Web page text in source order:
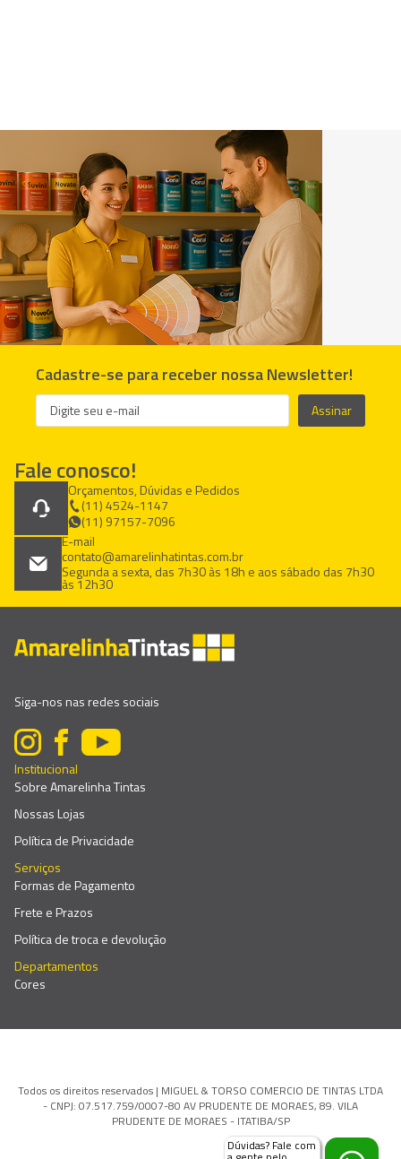
Cadastre-se para receber nossa Newsletter!
Assinar
Fale conosco!
Orçamentos, Dúvidas e Pedidos
(11) 4524-1147
(11) 97157-7096
E-mail
contato@amarelinhatintas.com.br
Segunda a sexta, das 7h30 às 18h e aos sábado das 7h30
às 12h30
Siga-nos nas redes sociais
Institucional
Sobre Amarelinha Tintas
Nossas Lojas
Política de Privacidade
Serviços
Formas de Pagamento
Frete e Prazos
Política de troca e devolução
Departamentos
Cores
Todos os direitos reservados | MIGUEL & TORSO COMERCIO DE TINTAS LTDA
- CNPJ: 07.517.759/0007-80 AV PRUDENTE DE MORAES, 89. VILA
PRUDENTE DE MORAES - ITATIBA/SP
Dúvidas? Fale com